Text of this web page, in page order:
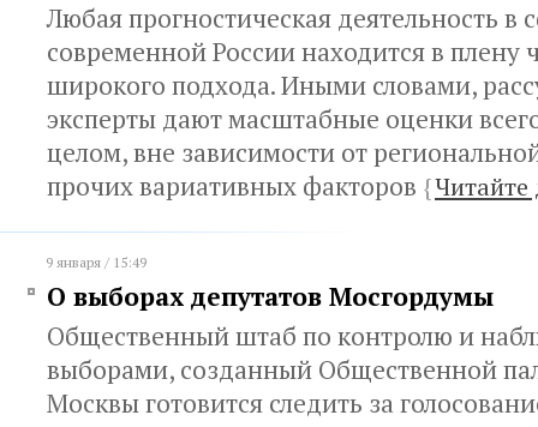
Любая прогностическая деятельность в
современной России находится в плену
широкого подхода. Иными словами,
эксперты дают масштабные оценки
целом, вне зависимости от
прочих вариативных факторов {Читайте
9 января / 15:49
О выборах депутатов Мосгордумы
Общественный штаб по контролю и
выборами, созданный Общественной
Москвы готовится следить за